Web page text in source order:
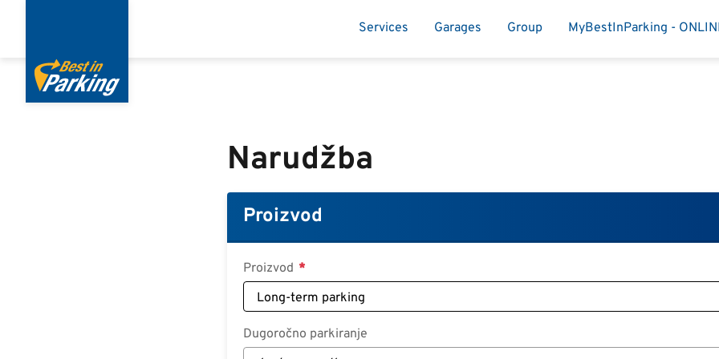
sadržaj
Services Garages Group MyBestInParking -
Narudžba
Proizvod
Proizvod
Dugoročno parkiranje